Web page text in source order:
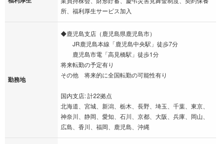
所、福利厚生サービス加入
勤務地
◆鹿児島支店（鹿児島県鹿児島市）
JR鹿児島本線「鹿児島中央駅」徒歩7分
鹿児島市電「高見橋駅」徒歩1分
将来転勤の予定有り
その他 将来的に全国転勤の可能性有り
国内支店: 計22拠点
北海道、宮城、新潟、栃木、長野、埼玉、千葉、東京、
神奈川、静岡、愛知、石川、京都、大阪、兵庫、岡山、
広島、香川、福岡、鹿児島、沖縄